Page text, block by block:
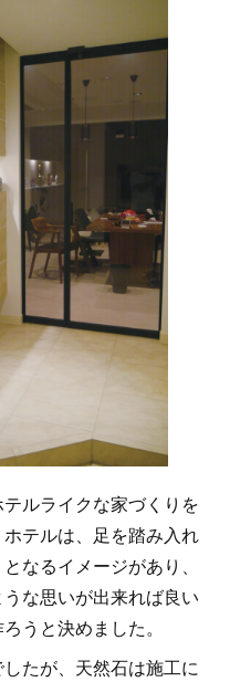
ルライクな家づくりを
テルは、足を踏み入れ
なるイメージがあり、
な思いが出来れば良い
うと決めました。
たが、天然石は施工に